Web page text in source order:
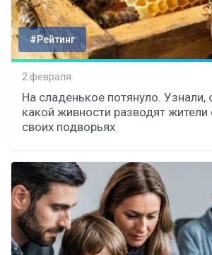
#Рейтинг
2 февраля
На сладенькое потянуло. Узнали,
какой живности разводят жители
своих подворьях